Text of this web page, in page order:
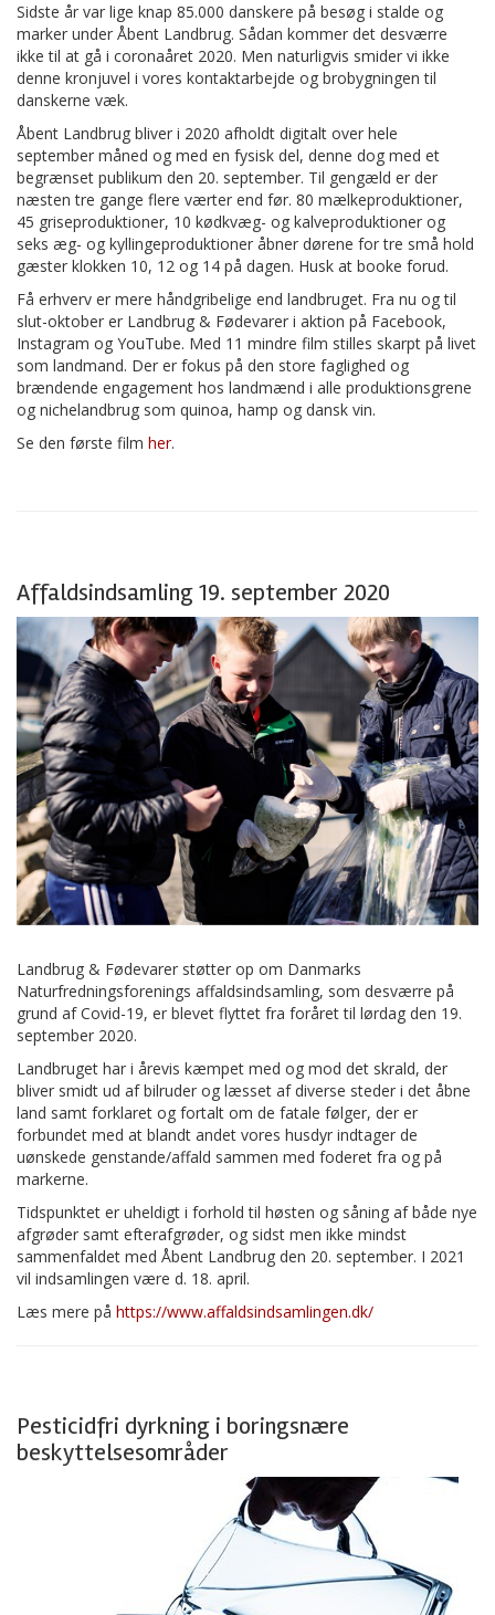
Sidste år var lige knap 85.000 danskere på besøg i stalde og
marker under Åbent Landbrug. Sådan kommer det desværre
ikke til at gå i coronaåret 2020. Men naturligvis smider vi ikke
denne kronjuvel i vores kontaktarbejde og brobygningen til
danskerne væk.
Åbent Landbrug bliver i 2020 afholdt digitalt over hele
september måned og med en fysisk del, denne dog med et
begrænset publikum den 20. september. Til gengæld er der
næsten tre gange flere værter end før. 80 mælkeproduktioner,
45 griseproduktioner, 10 kødkvæg- og kalveproduktioner og
seks æg- og kyllingeproduktioner åbner dørene for tre små hold
gæster klokken 10, 12 og 14 på dagen. Husk at booke forud.
Få erhverv er mere håndgribelige end landbruget. Fra nu og til
slut-oktober er Landbrug & Fødevarer i aktion på Facebook,
Instagram og YouTube. Med 11 mindre film stilles skarpt på livet
som landmand. Der er fokus på den store faglighed og
brændende engagement hos landmænd i alle produktionsgrene
og nichelandbrug som quinoa, hamp og dansk vin.
Se den første film her.
Affaldsindsamling 19. september 2020
Landbrug & Fødevarer støtter op om Danmarks
Naturfredningsforenings affaldsindsamling, som desværre på
grund af Covid-19, er blevet flyttet fra foråret til lørdag den 19.
september 2020.
Landbruget har i årevis kæmpet med og mod det skrald, der
bliver smidt ud af bilruder og læsset af diverse steder i det åbne
land samt forklaret og fortalt om de fatale følger, der er
forbundet med at blandt andet vores husdyr indtager de
uønskede genstande/affald sammen med foderet fra og på
markerne.
Tidspunktet er uheldigt i forhold til høsten og såning af både nye
afgrøder samt efterafgrøder, og sidst men ikke mindst
sammenfaldet med Åbent Landbrug den 20. september. I 2021
vil indsamlingen være d. 18. april.
Læs mere på https://www.affaldsindsamlingen.dk/
Pesticidfri dyrkning i boringsnære
beskyttelsesområder